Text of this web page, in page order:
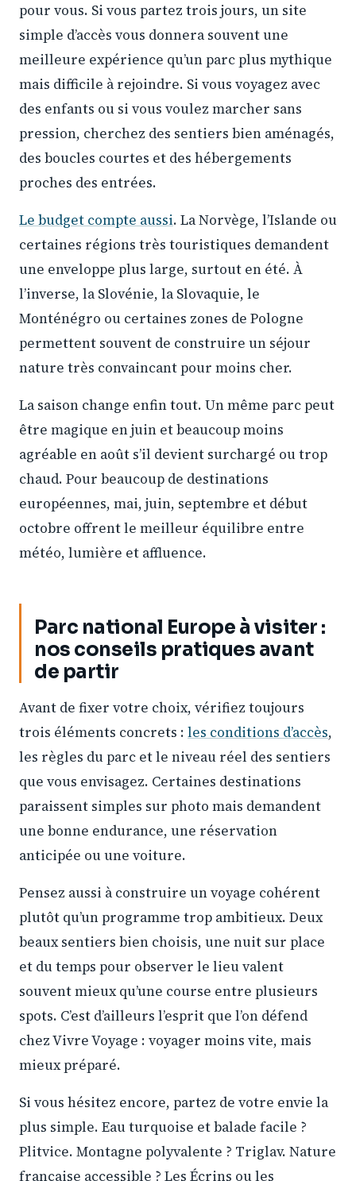
pour vous. Si vous partez trois jours, un site
simple d’accès vous donnera souvent une
meilleure expérience qu’un parc plus mythique
mais difficile à rejoindre. Si vous voyagez avec
des enfants ou si vous voulez marcher sans
pression, cherchez des sentiers bien aménagés,
des boucles courtes et des hébergements
proches des entrées.
Le budget compte aussi. La Norvège, l’Islande ou
certaines régions très touristiques demandent
une enveloppe plus large, surtout en été. À
l’inverse, la Slovénie, la Slovaquie, le
Monténégro ou certaines zones de Pologne
permettent souvent de construire un séjour
nature très convaincant pour moins cher.
La saison change enfin tout. Un même parc peut
être magique en juin et beaucoup moins
agréable en août s’il devient surchargé ou trop
chaud. Pour beaucoup de destinations
européennes, mai, juin, septembre et début
octobre offrent le meilleur équilibre entre
météo, lumière et affluence.
Parc national Europe à visiter :
nos conseils pratiques avant
de partir
Avant de fixer votre choix, vérifiez toujours
trois éléments concrets : les conditions d’accès,
les règles du parc et le niveau réel des sentiers
que vous envisagez. Certaines destinations
paraissent simples sur photo mais demandent
une bonne endurance, une réservation
anticipée ou une voiture.
Pensez aussi à construire un voyage cohérent
plutôt qu’un programme trop ambitieux. Deux
beaux sentiers bien choisis, une nuit sur place
et du temps pour observer le lieu valent
souvent mieux qu’une course entre plusieurs
spots. C’est d’ailleurs l’esprit que l’on défend
chez Vivre Voyage : voyager moins vite, mais
mieux préparé.
Si vous hésitez encore, partez de votre envie la
plus simple. Eau turquoise et balade facile ?
Plitvice. Montagne polyvalente ? Triglav. Nature
française accessible ? Les Écrins ou les